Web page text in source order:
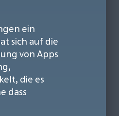
ein
sich auf die
von Apps
die es
dass